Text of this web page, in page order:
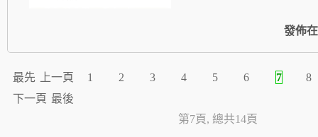
發佈在
最先 上一頁 1 2 3 4 5 6 7
8
下一頁 最後
第7頁, 總共14頁